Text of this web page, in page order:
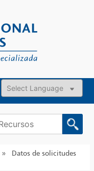
Powered by
»
Datos de solicitudes